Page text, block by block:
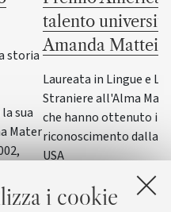
i cookie
storia
sua
Mater
talento
Amanda Mattei
Laureata in Lingue e
Straniere all'Alma
che hanno ottenuto il
riconoscimento dalla
USA